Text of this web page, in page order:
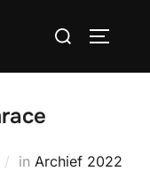
Zoek
in Archief 2022